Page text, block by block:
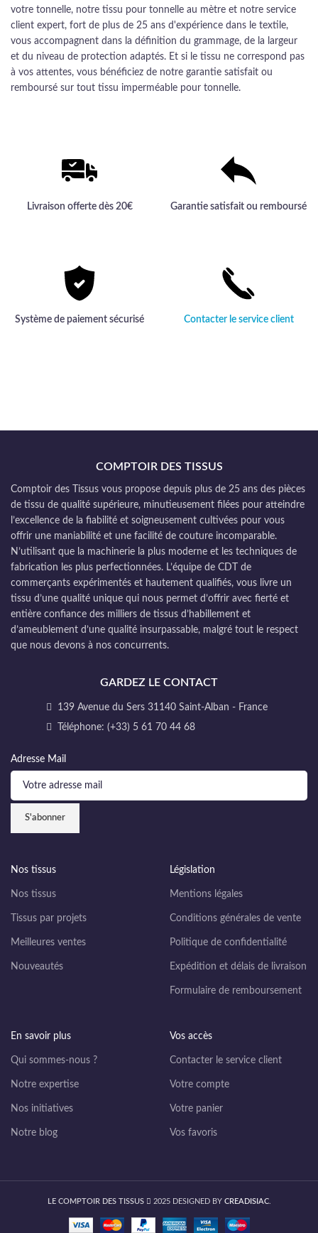
votre tonnelle, notre tissu pour tonnelle au mètre et notre service
client expert, fort de plus de 25 ans d'expérience dans le textile,
vous accompagnent dans la définition du grammage, de la largeur
et du niveau de protection adaptés. Et si le tissu ne correspond pas
à vos attentes, vous bénéficiez de notre garantie satisfait ou
remboursé sur tout tissu imperméable pour tonnelle.
Livraison offerte dès 20€ Garantie satisfait ou remboursé
Système de paiement sécurisé Contacter le service client
COMPTOIR DES TISSUS
Comptoir des Tissus vous propose depuis plus de 25 ans des pièces
de tissu de qualité supérieure, minutieusement filées pour atteindre
l’excellence de la fiabilité et soigneusement cultivées pour vous
offrir une maniabilité et une facilité de couture incomparable.
N’utilisant que la machinerie la plus moderne et les techniques de
fabrication les plus perfectionnées. L’équipe de CDT de
commerçants expérimentés et hautement qualifiés, vous livre un
tissu d’une qualité unique qui nous permet d’offrir avec fierté et
entière confiance des milliers de tissus d’habillement et
d’ameublement d’une qualité insurpassable, malgré tout le respect
que nous devons à nos concurrents.
GARDEZ LE CONTACT
139 Avenue du Sers 31140 Saint-Alban - France
Téléphone: (+33) 5 61 70 44 68
Adresse Mail
Nos tissus
Nos tissus
Tissus par projets
Meilleures ventes
Nouveautés
Législation
Mentions légales
Conditions générales de vente
Politique de confidentialité
Expédition et délais de livraison
Formulaire de remboursement
En savoir plus
Qui sommes-nous ?
Notre expertise
Nos initiatives
Notre blog
Vos accès
Contacter le service client
Votre compte
Votre panier
Vos favoris
LE COMPTOIR DES TISSUS 2025 DESIGNED BY CREADISIAC.